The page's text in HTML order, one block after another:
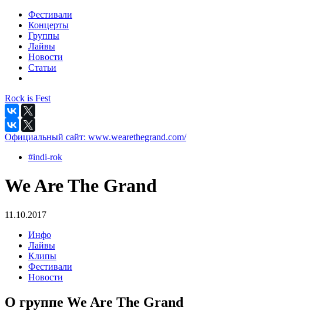
Фестивали
Концерты
Группы
Лайвы
Новости
Статьи
Rock is Fest
Официальный сайт: www.wearethegrand.com/
#indi-rok
We Are The Grand
11.10.2017
Инфо
Лайвы
Клипы
Фестивали
Новости
О группе We Are The Grand